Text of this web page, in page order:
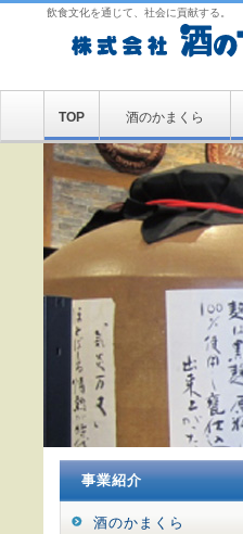
飲食文化を通じて、社会に貢献する。
TOP 酒のかまくら
事業紹介
酒のかまくら